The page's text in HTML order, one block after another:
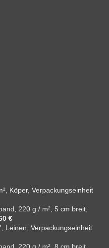
Köper, Verpackungseinheit
220 g / m², 5 cm breit,
€
Leinen, Verpackungseinheit
220 g / m², 8 cm breit,